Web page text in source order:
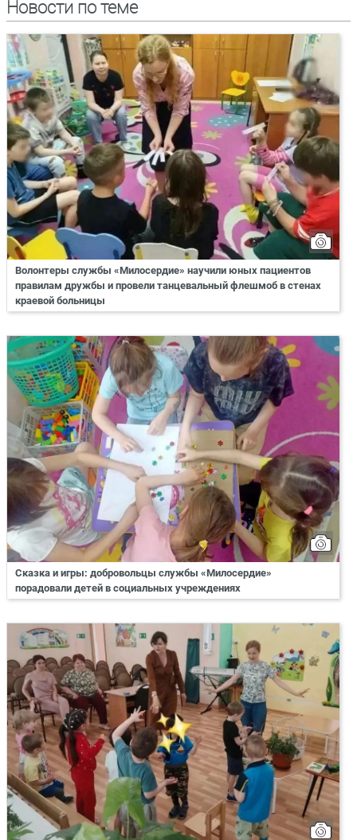
Новости по теме
Волонтеры службы «Милосердие» научили юных пациентов
правилам дружбы и провели танцевальный флешмоб в стенах
краевой больницы
Сказка и игры: добровольцы службы «Милосердие»
порадовали детей в социальных учреждениях